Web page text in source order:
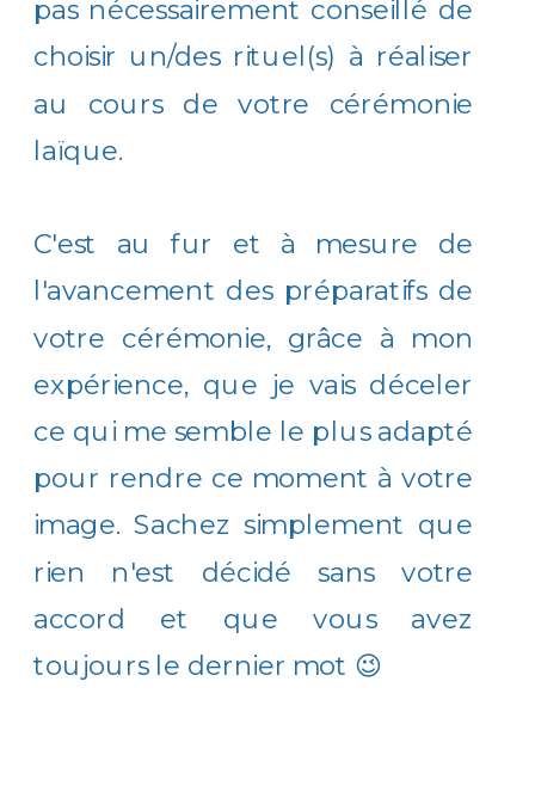
pas nécessairement conseillé de
choisir un/des rituel(s) à réaliser
au cours de votre cérémonie
laïque.
C'est au fur et à mesure de
l'avancement des préparatifs de
votre cérémonie, grâce à mon
expérience, que je vais déceler
ce qui me semble le plus adapté
pour rendre ce moment à votre
image. Sachez simplement que
rien n'est décidé sans votre
accord et que vous avez
toujours le dernier mot 😉